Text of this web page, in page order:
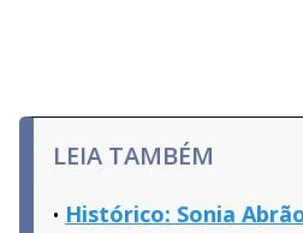
LEIA TAMBÉM
Histórico: Sonia